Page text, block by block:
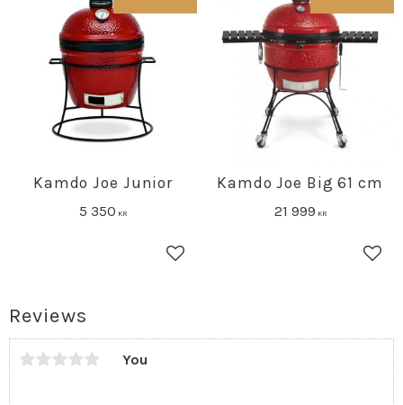
Reviews
You
Kamdo Joe Junior
5 350 KR
Add to favorites
Kamdo Joe Big 61 cm
21 999 KR
Add